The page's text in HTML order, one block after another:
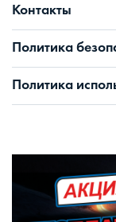
Контакты
Политика
Политика